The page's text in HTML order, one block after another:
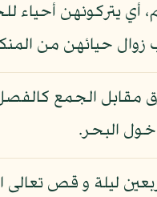
أي يتركونهن أحياء
حيائهن من
مقابل الجمع
البحر.
ليلة و قص